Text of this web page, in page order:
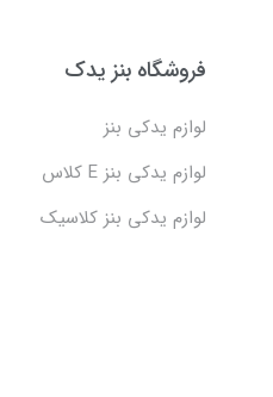
فروشگاه بنز یدک
لوازم یدکی بنز
لوازم یدکی بنز E کلاس
لوازم یدکی بنز کلاسیک